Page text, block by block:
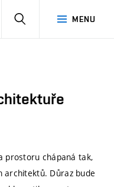
MENU
prostoru chápaná tak,
architektů. Důraz bude